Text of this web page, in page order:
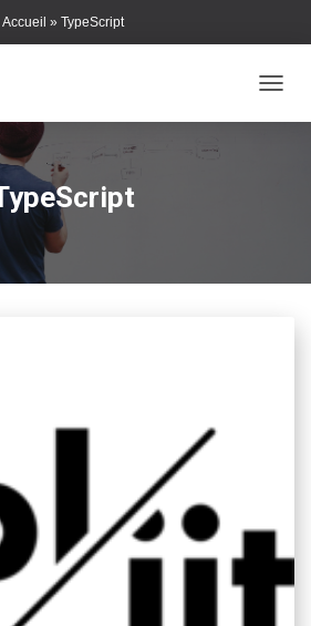
Accueil » TypeScript